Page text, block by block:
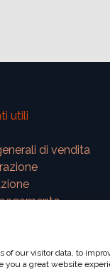
utili
di vendita
of our visitor data, to
you a great website